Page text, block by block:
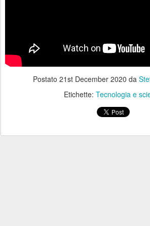
Postato 21st December 2020 da
Etichette: Tecnologia e